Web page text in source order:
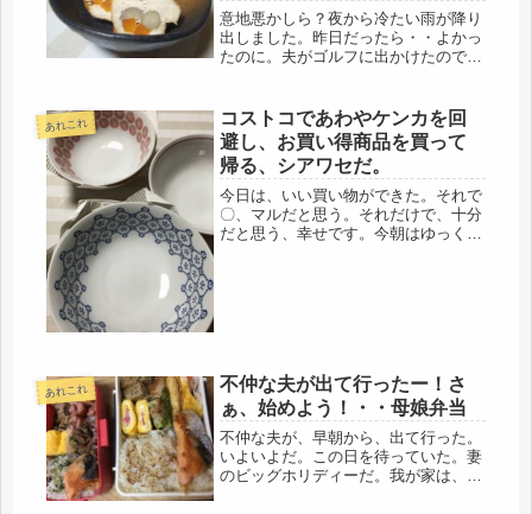
寺
意地悪かしら？夜から冷たい雨が降り
出しました。昨日だったら・・よかっ
たのに。夫がゴルフに出かけたので。
計士さんに、今月は仕事が忙しいか
ら、年末ぎりぎりまでしごとになると
言っ...
あれこれ
コストコであわやケンカを回
避し、お買い得商品を買って
帰る、シアワセだ。
今日は、いい買い物ができた。それで
〇、マルだと思う。それだけで、十分
だと思う、幸せです。今朝はゆっくり
あれこれ
不仲な夫が出て行ったー！さ
ぁ、始めよう！・・母娘弁当
不仲な夫が、早朝から、出て行った。
いよいよだ。この日を待っていた。妻
のビッグホリディーだ。我が家は、１